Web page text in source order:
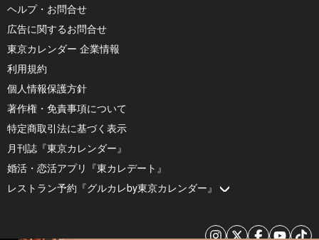
ヘルプ・お問合せ
広告に関するお問合せ
東京カレンダー 企業情報
利用規約
個人情報保護方針
著作権・免責事項について
特定商取引法に基づく表示
月刊誌『東京カレンダー』
婚活・恋活アプリ『東カレデート』
レストラン予約『グルカレby東京カレンダー』